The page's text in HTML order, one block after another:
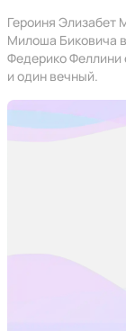
Героиня Элизабет
Милоша Биковича
Федерико Феллини
и один вечный.